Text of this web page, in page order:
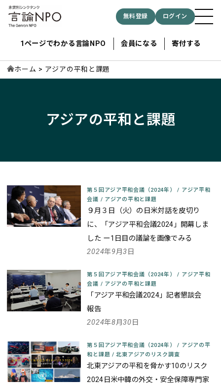
無料登録 ログイン
1ページでわかる言論NPO 会員になる 寄付する
ホーム アジアの平和と課題
アジアの平和と課題
第５回アジア平和会議（2024年）/ アジア平和
会議 / アジアの平和と課題
９月３日（火）の日米対話を皮切り
に、「アジア平和会議2024」開幕しま
した ー1日目の議論を画像でみる
2024年9月3日
第５回アジア平和会議（2024年）/ アジア平和
会議 / アジアの平和と課題
「アジア平和会議2024」記者懇談会
報告
2024年8月30日
第５回アジア平和会議（2024年）/ アジアの平
和と課題 / 北東アジアのリスク調査
北東アジアの平和を脅かす10のリスク
2024 日米中韓の外交・安全保障専門家